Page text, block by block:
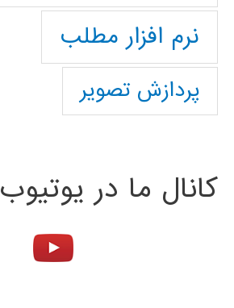
نرم افزار مطلب
پردازش تصویر
کانال ما در یوتیوب